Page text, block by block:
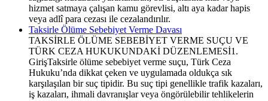
hizmet satmaya çalışan kamu görevlisi, altı aya kadar hapis
veya adlî para cezası ile cezalandırılır.
Taksirle Ölüme Sebebiyet Verme Davası
TAKSİRLE ÖLÜME SEBEBİYET VERME SUÇU VE
TÜRK CEZA HUKUKUNDAKİ DÜZENLEMESİ1.
GirişTaksirle ölüme sebebiyet verme suçu, Türk Ceza
Hukuku’nda dikkat çeken ve uygulamada oldukça sık
karşılaşılan bir suç tipidir. Bu suç tipi genellikle trafik kazaları,
iş kazaları, ihmali davranışlar veya öngörülebilir tehlikelerin